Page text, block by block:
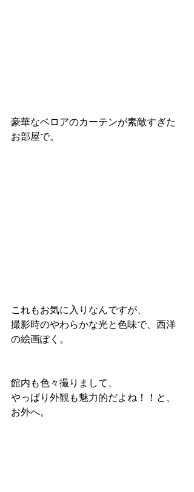
豪華なベロアのカーテンが素敵すぎた
お部屋で。
これもお気に入りなんですが、
撮影時のやわらかな光と色味で、西洋
の絵画ぽく。
館内も色々撮りまして、
やっぱり外観も魅力的だよね！！と、
お外へ。